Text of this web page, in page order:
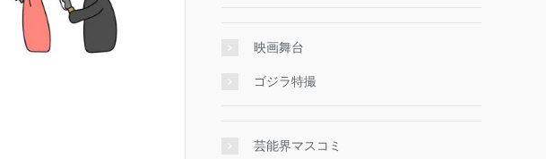
映画舞台
ゴジラ特撮
芸能界マスコミ